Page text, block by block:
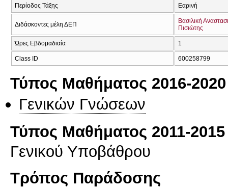
Περίοδος Τάξης Εαρινή
Διδάσκοντες μέλη ΔΕΠ
Βασιλική
Πισιώτης
Ώρες Εβδομαδιαία 1
Class ID 600258799
Τύπος Μαθήματος 2016-2020
Γενικών Γνώσεων
Τύπος Μαθήματος 2011-2015
Γενικού Υποβάθρου
Τρόπος Παράδοσης